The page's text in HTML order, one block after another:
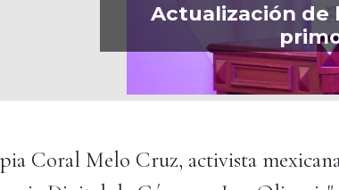
Actualización de
Coral Melo Cruz, activista